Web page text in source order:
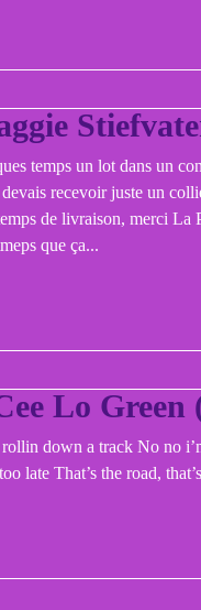
temps un lot dans un
recevoir juste un
de livraison, merci La
que ça...
Lo Green
down a track No no
That’s the road,